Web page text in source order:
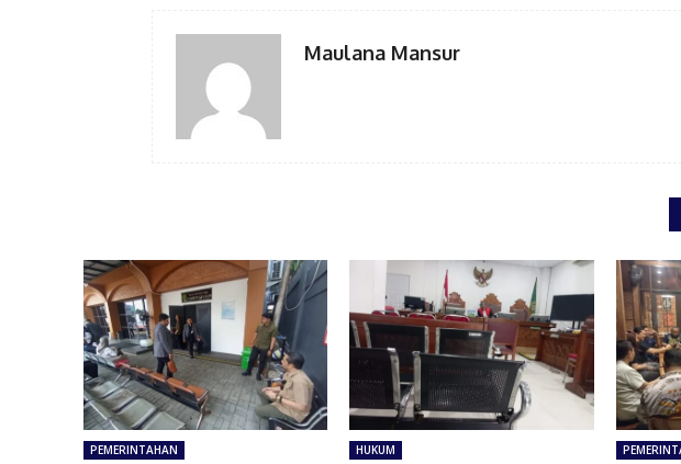
Maulana Mansur
PEMERINTAHAN HUKUM